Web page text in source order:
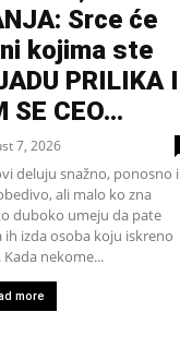
Srce će
kojima ste
PRILIKA I
SE CEO...
7, 2026
deluju snažno, ponosno i
ali malo ko zna
duboko umeju da pate
ih izda osoba koju iskreno
Kada nekome...
more